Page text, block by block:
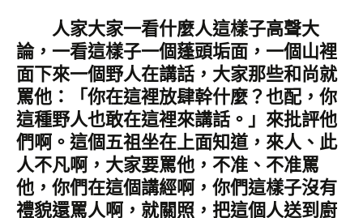
人家大家一看什麼人這樣子高聲大
論，一看這樣子一個蓬頭垢面，一個山裡
面下來一個野人在講話，大家那些和尚就
罵他：「你在這裡放肆幹什麼？也配，你
這種野人也敢在這裡來講話。」來批評他
們啊。這個五祖坐在上面知道，來人、此
人不凡啊，大家要罵他，不准、不准罵
他，你們在這個講經啊，你們這樣子沒有
禮貌還罵人啊，就關照，把這個人送到廚